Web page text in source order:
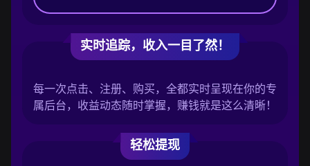
实时追踪，收入一目了然！
每一次点击、注册、购买，全都实时呈现在你的专
属后台，收益动态随时掌握，赚钱就是这么清晰！
轻松提现